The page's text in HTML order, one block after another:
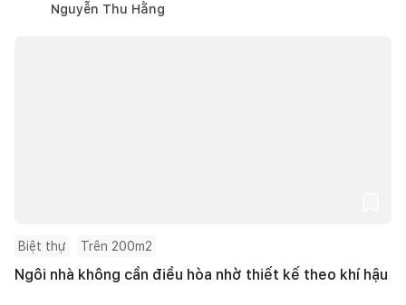
Nguyễn Thu Hằng
Biệt thự Trên 200m2
Ngôi nhà không cần điều hòa nhờ thiết kế theo khí hậu